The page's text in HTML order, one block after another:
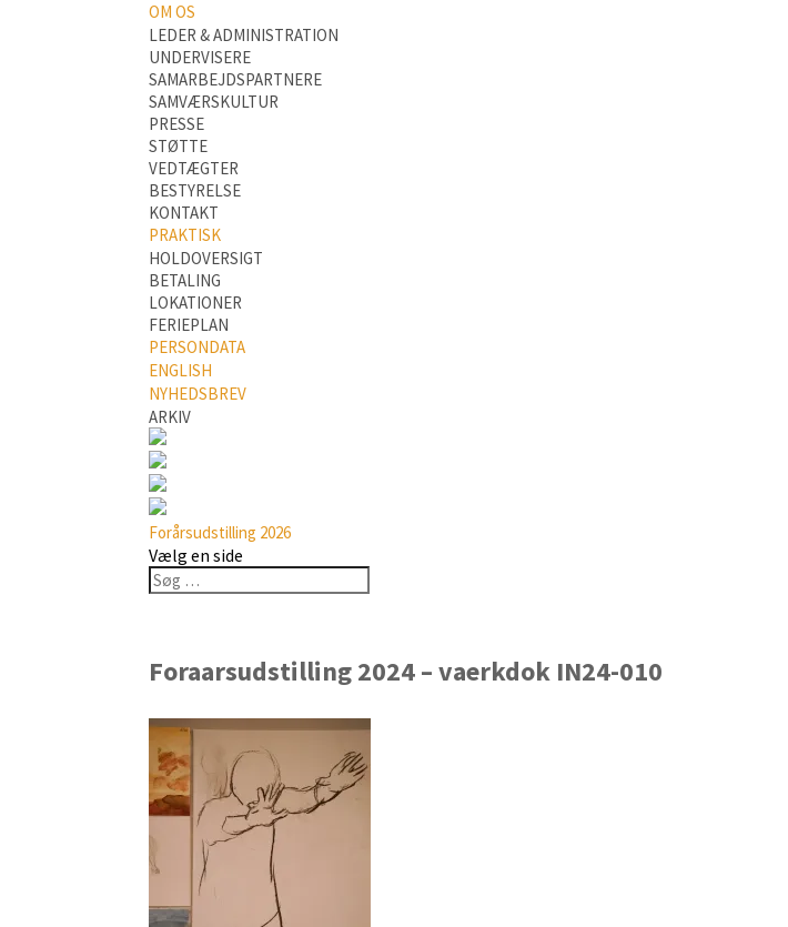
OM OS
LEDER & ADMINISTRATION
UNDERVISERE
SAMARBEJDSPARTNERE
SAMVÆRSKULTUR
PRESSE
STØTTE
VEDTÆGTER
BESTYRELSE
KONTAKT
PRAKTISK
HOLDOVERSIGT
BETALING
LOKATIONER
FERIEPLAN
PERSONDATA
ENGLISH
NYHEDSBREV
ARKIV
Forårsudstilling 2026
Vælg en side
Foraarsudstilling 2024 – vaerkdok IN24-010